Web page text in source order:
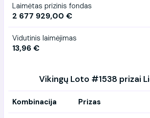
Laimėtas prizinis fondas
2 677 929,00 €
Vidutinis laimėjimas
13,96 €
Vikingų Loto #1538 prizai
Kombinacija Prizas